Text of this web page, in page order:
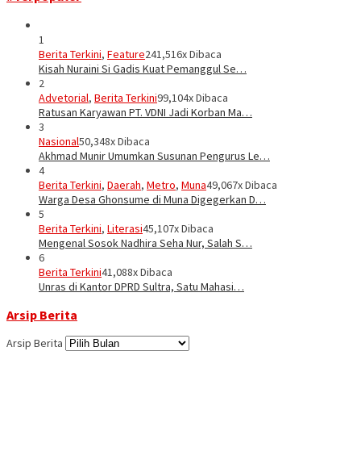
1
Berita Terkini, Feature241,516x Dibaca
Kisah Nuraini Si Gadis Kuat Pemanggul Se…
2
Advetorial, Berita Terkini99,104x Dibaca
Ratusan Karyawan PT. VDNI Jadi Korban Ma…
3
Nasional50,348x Dibaca
Akhmad Munir Umumkan Susunan Pengurus Le…
4
Berita Terkini, Daerah, Metro, Muna49,067x Dibaca
Warga Desa Ghonsume di Muna Digegerkan D…
5
Berita Terkini, Literasi45,107x Dibaca
Mengenal Sosok Nadhira Seha Nur, Salah S…
6
Berita Terkini41,088x Dibaca
Unras di Kantor DPRD Sultra, Satu Mahasi…
Arsip Berita
Arsip Berita